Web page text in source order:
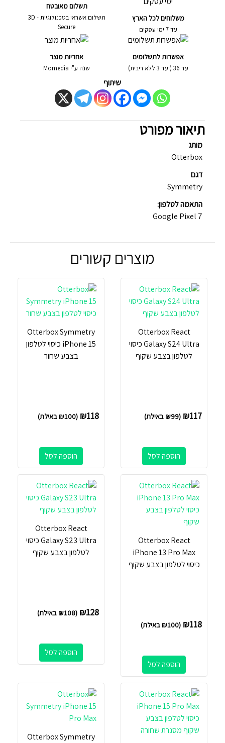
משלוחים לכל הארץ
עד 7 ימי עסקים
תשלום מאובטח
תשלום אשראי בטכנולוגיית - 3D
Secure
אפשרות לתשלומים
עד 36 (ועד 3 ללא ריבית)
אחריות מוצר
שנה ע"י Momedia
שיתוף
תיאור מפורט
מותג
Otterbox
דגם
Symmetry
התאמה לטלפון:
Google Pixel 7
מוצרים קשורים
Otterbox React
Galaxy S24 Ultra כיסוי
לטלפון בצבע שקוף
₪117
(
₪99 באילת)
הוספה לסל
Otterbox Symmetry
iPhone 15 כיסוי לטלפון
בצבע שחור
₪118
(
₪100 באילת)
הוספה לסל
Otterbox React
iPhone 13 Pro Max
כיסוי לטלפון בצבע שקוף
₪118
(
₪100 באילת)
הוספה לסל
Otterbox React
Galaxy S23 Ultra כיסוי
לטלפון בצבע שקוף
₪128
(
₪108 באילת)
הוספה לסל
Otterbox Symmetry